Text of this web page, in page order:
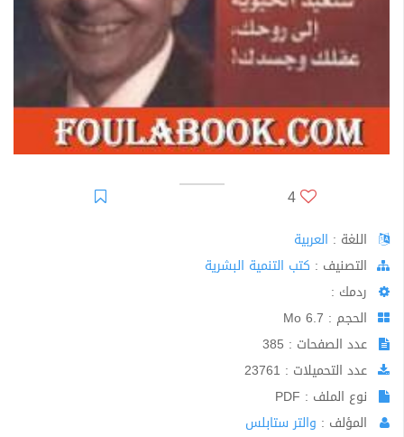
4
اللغة : العربية
اﻟﺘﺼﻨﻴﻒ : كتب التنمية البشرية
ردمك :
الحجم : 6.7 Mo
عدد الصفحات : 385
عدد التحميلات : 23761
نوع الملف : PDF
المؤلف : والتر ستابلس